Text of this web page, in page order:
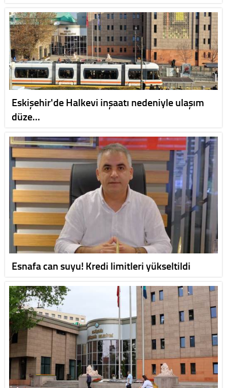
Eskişehir'de Halkevi inşaatı nedeniyle ulaşım
düze…
Esnafa can suyu! Kredi limitleri yükseltildi